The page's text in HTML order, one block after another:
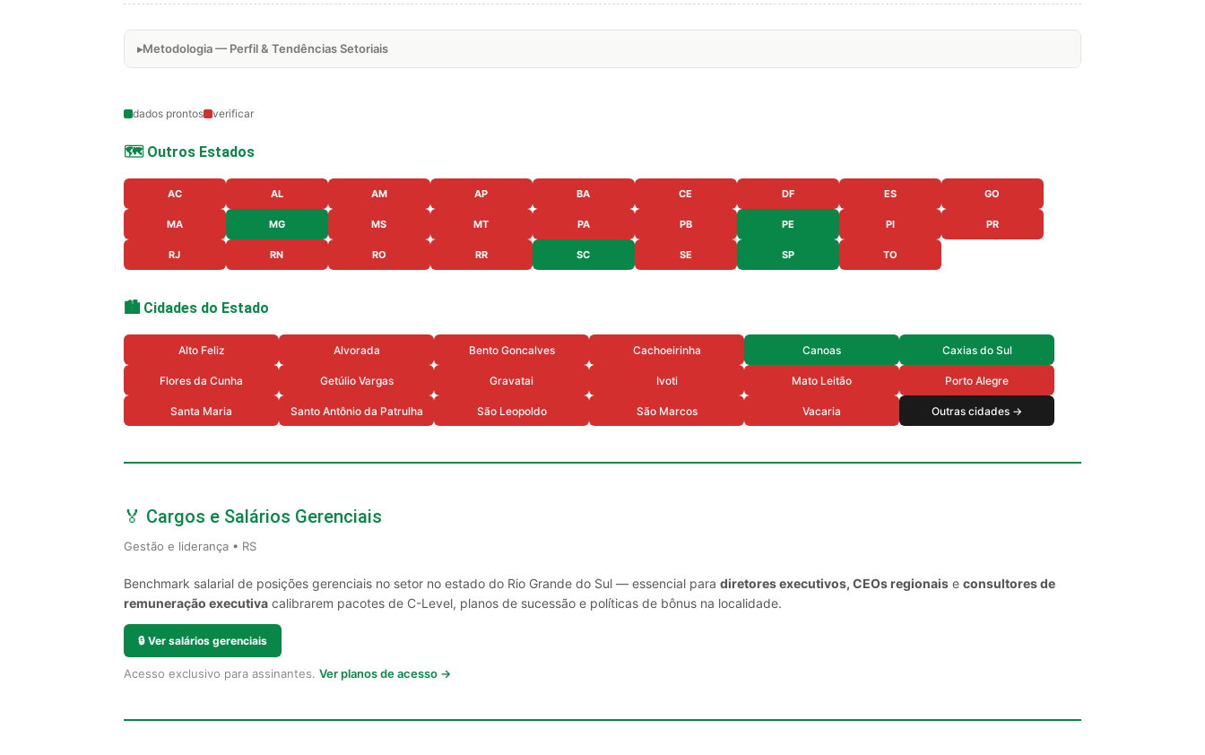
Metodologia — Perfil & Tendências Setoriais
dados prontos verificar
🗺️ Outros Estados
AC AL AM AP BA CE DF ES GO
MA MG MS MT PA PB PE PI PR
RJ RN RO RR SC SE SP TO
🏙️ Cidades do Estado
Alto Feliz Alvorada Bento Goncalves Cachoeirinha Canoas Caxias do Sul
Flores da Cunha Getúlio Vargas Gravatai Ivoti Mato Leitão Porto Alegre
Santa Maria Santo Antônio da Patrulha São Leopoldo São Marcos Vacaria Outras cidades →
🏅 Cargos e Salários Gerenciais
Gestão e liderança • RS
Benchmark salarial de posições gerenciais no setor no estado do Rio Grande do Sul — essencial para diretores executivos, CEOs regionais e consultores de
remuneração executiva calibrarem pacotes de C-Level, planos de sucessão e políticas de bônus na localidade.
🔒 Ver salários gerenciais
Acesso exclusivo para assinantes. Ver planos de acesso →